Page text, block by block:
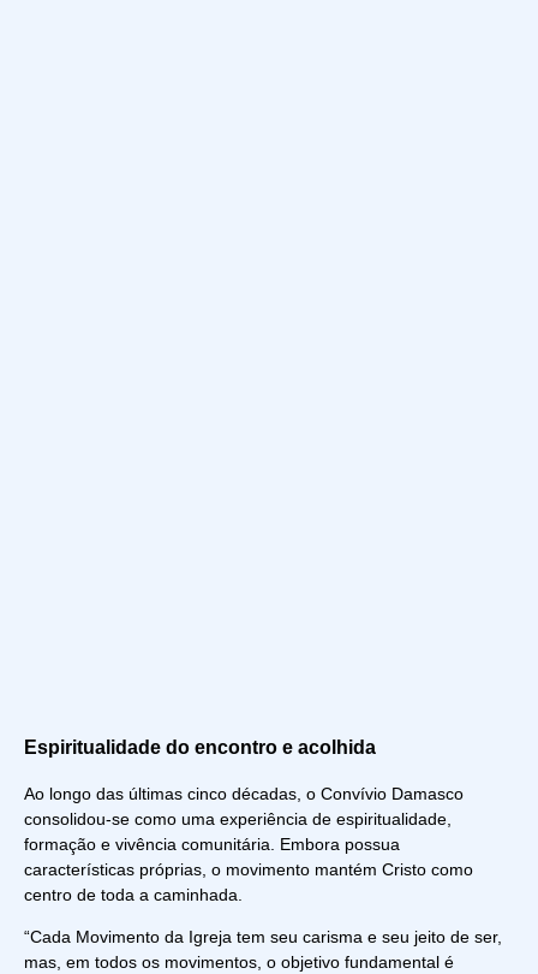
Espiritualidade do encontro e acolhida
Ao longo das últimas cinco décadas, o Convívio Damasco
consolidou-se como uma experiência de espiritualidade,
formação e vivência comunitária. Embora possua
características próprias, o movimento mantém Cristo como
centro de toda a caminhada.
“Cada Movimento da Igreja tem seu carisma e seu jeito de ser,
mas, em todos os movimentos, o objetivo fundamental é